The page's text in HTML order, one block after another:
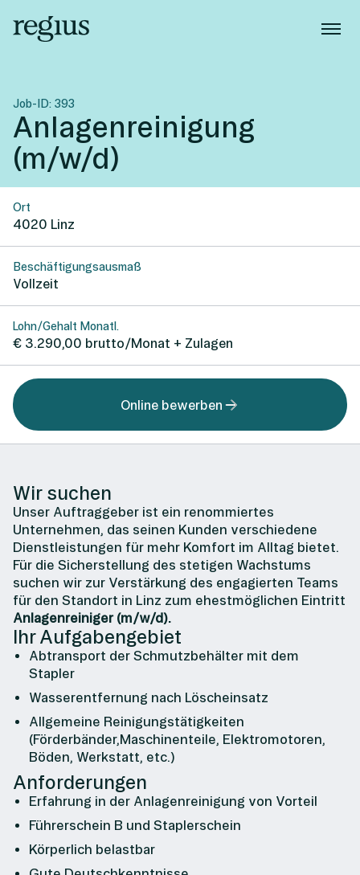
Job-ID: 393
Anlagenreinigung
(m/w/d)
Ort
4020 Linz
Beschäftigungsausmaß
Vollzeit
Lohn/Gehalt Monatl.
€ 3.290,00 brutto/Monat + Zulagen
Online bewerben
Wir suchen
Unser Auftraggeber ist ein renommiertes
Unternehmen, das seinen Kunden verschiedene
Dienstleistungen für mehr Komfort im Alltag bietet.
Für die Sicherstellung des stetigen Wachstums
suchen wir zur Verstärkung des engagierten Teams
für den Standort in Linz zum ehestmöglichen Eintritt
Anlagenreiniger (m/w/d).
Ihr Aufgabengebiet
Abtransport der Schmutzbehälter mit dem
Stapler
Wasserentfernung nach Löscheinsatz
Allgemeine Reinigungstätigkeiten
(Förderbänder,Maschinenteile, Elektromotoren,
Böden, Werkstatt, etc.)
Anforderungen
Erfahrung in der Anlagenreinigung von Vorteil
Führerschein B und Staplerschein
Körperlich belastbar